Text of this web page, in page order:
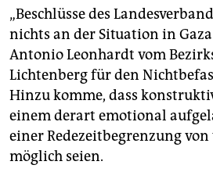
„Beschlüsse des
nichts an der Situation in
Antonio Leonhardt vom
Lichtenberg für den
Hinzu komme, dass
einem derart emotional
einer Redezeitbegrenzung
möglich seien.